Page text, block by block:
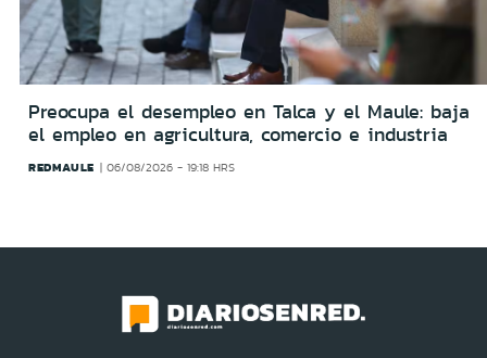
Preocupa el desempleo en Talca y el Maule: baja
el empleo en agricultura, comercio e industria
REDMAULE 06/08/2026 - 19:18 HRS